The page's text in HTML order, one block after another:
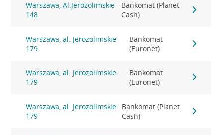
Warszawa, Al.Jerozolimskie
148
Bankomat (Planet
Cash)
Warszawa, al. Jerozolimskie
179
Bankomat
(Euronet)
Warszawa, al. Jerozolimskie
179
Bankomat
(Euronet)
Warszawa, al. Jerozolimskie
179
Bankomat (Planet
Cash)